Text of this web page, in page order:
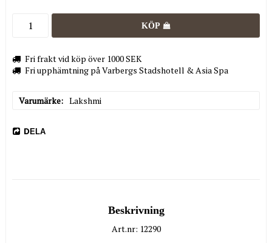
KÖP
Fri frakt vid köp över 1000 SEK
Fri upphämtning på Varbergs Stadshotell & Asia Spa
Varumärke Lakshmi
DELA
Beskrivning
Art.nr: 12290